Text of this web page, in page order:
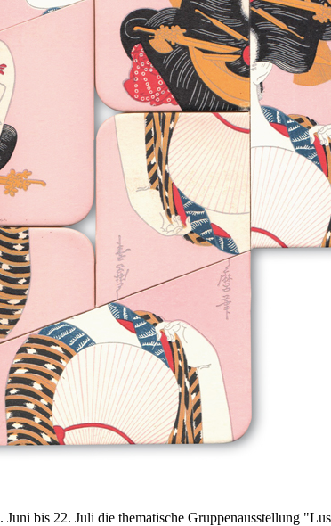
bis 22. Juli die thematische Gruppenausstellung